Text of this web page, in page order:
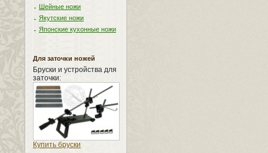
Шейные ножи
Якутские ножи
Японские кухонные ножи
Для заточки ножей
Бруски и устройства для
заточки:
Купить бруски